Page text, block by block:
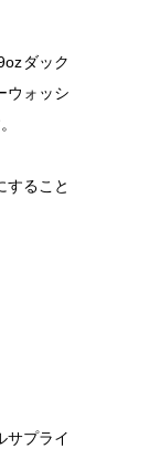
ダック
ウォッシ
すること
サプライ